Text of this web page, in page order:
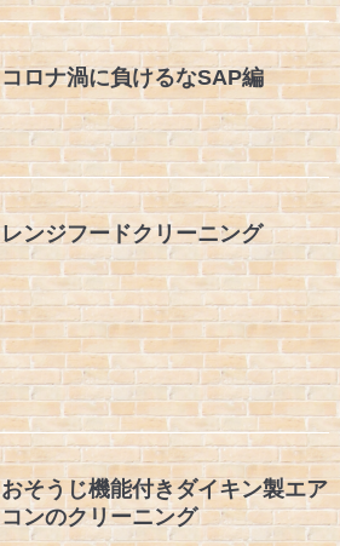
コロナ渦に負けるなSAP編
レンジフードクリーニング
おそうじ機能付きダイキン製エア
コンのクリーニング